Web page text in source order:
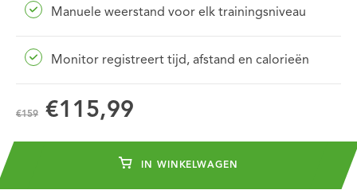
Manuele weerstand voor elk trainingsniveau
Monitor registreert tijd, afstand en calorieën
€159 €115,99
IN WINKELWAGEN